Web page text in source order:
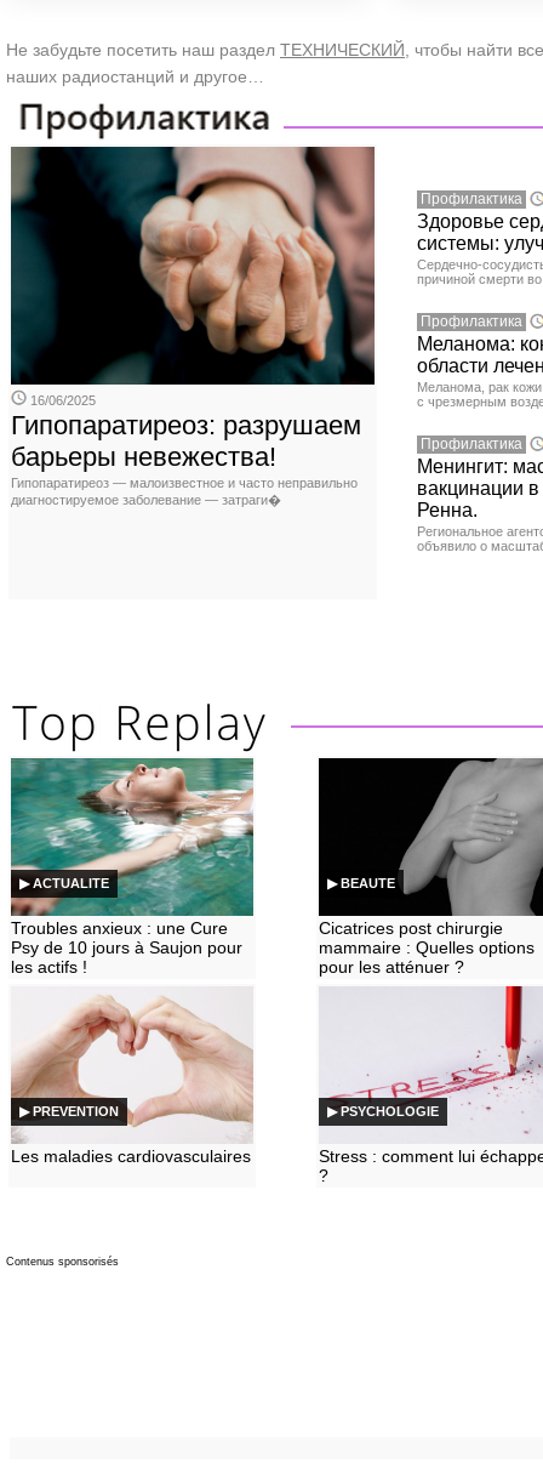
Не забудьте посетить наш раздел ТЕХНИЧЕСКИЙ , чтобы найти
наших радиостанций и другое…
16/06/2025
Гипопаратиреоз: разрушаем
барьеры невежества!
Гипопаратиреоз — малоизвестное и часто неправильно
диагностируемое заболевание — затраги�
Профилактика
Здоровье
системы:
Сердечно-
причиной смерти
Профилактика
Меланома:
области
Меланома, рак
с чрезмерным
Профилактика
Менингит:
вакцинации
Ренна.
Региональное
объявило о
▶ ACTUALITE
Troubles anxieux : une Cure
Psy de 10 jours à Saujon pour
les actifs !
▶ BEAUTE
Cicatrices post chirurgie
mammaire : Quelles options
pour les atténuer ?
▶ PREVENTION
Les maladies cardiovasculaires
▶ PSYCHOLOGIE
Stress : comment lui
?
Contenus sponsorisés